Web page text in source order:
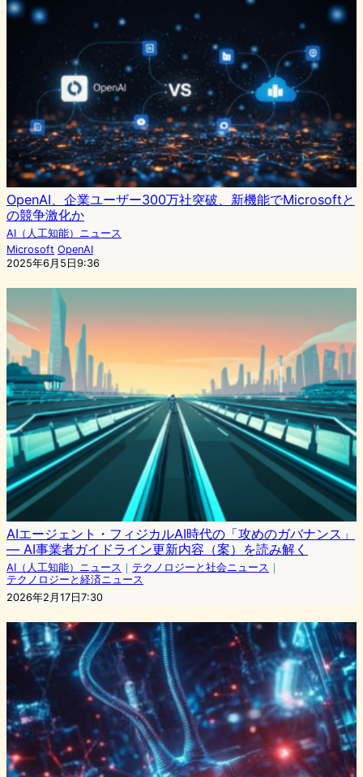
OpenAI、企業ユーザー300万社突破、新機能でMicrosoftと
の競争激化か
AI（人工知能）ニュース
Microsoft OpenAI
2025年6月5日9:36
AIエージェント・フィジカルAI時代の「攻めのガバナンス」
― AI事業者ガイドライン更新内容（案）を読み解く
AI（人工知能）ニュース ｜ テクノロジーと社会ニュース ｜
テクノロジーと経済ニュース
2026年2月17日7:30